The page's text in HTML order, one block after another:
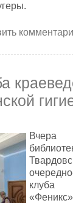
Гаугеров
Вчера